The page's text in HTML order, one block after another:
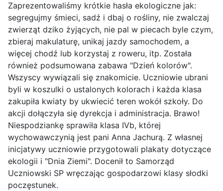
Zaprezentowaliśmy krótkie hasła ekologiczne jak:
segregujmy śmieci, sadź i dbaj o rośliny, nie zwalczaj
zwierząt dziko żyjących, nie pal w piecach byle czym,
zbieraj makulaturę, unikaj jazdy samochodem, a
więcej chodź lub korzystaj z roweru, itp. Została
również podsumowana zabawa "Dzień kolorów".
Wszyscy wywiązali się znakomicie. Uczniowie ubrani
byli w koszulki o ustalonych kolorach i każda klasa
zakupiła kwiaty by ukwiecić teren wokół szkoły. Do
akcji dołączyła się dyrekcja i administracja. Brawo!
Niespodziankę sprawiła klasa IVb, której
wychowawczynią jest pani Anna Jachurą. Z własnej
inicjatywy uczniowie przygotowali plakaty dotyczące
ekologii i "Dnia Ziemi". Docenił to Samorząd
Uczniowski SP wręczając gospodarzowi klasy słodki
poczęstunek.